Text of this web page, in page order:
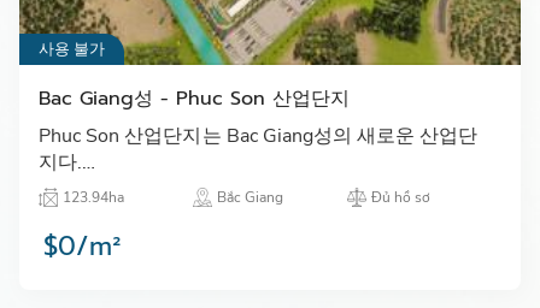
사용 불가
Bac Giang성 - Phuc Son 산업단지
Phuc Son 산업단지는 Bac Giang성의 새로운 산업단
지다.…
123.94ha Bắc Giang Đủ hồ sơ
$0/m²